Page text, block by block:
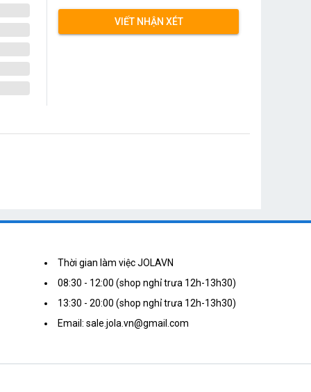
VIẾT NHẬN XÉT
Thời gian làm việc JOLAVN
08:30 - 12:00 (shop nghỉ trưa 12h-13h30)
13:30 - 20:00 (shop nghỉ trưa 12h-13h30)
Email: sale.jola.vn@gmail.com